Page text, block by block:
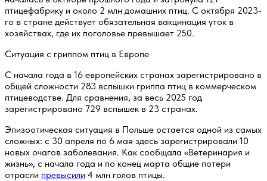
птицефабрику и около 2 млн домашних птиц. С октября 2023-
го в стране действует обязательная вакцинация уток в
хозяйствах, где их поголовье превышает 250.
Ситуация с гриппом птиц в Европе
С начала года в 16 европейских странах зарегистрировано в
общей сложности 283 вспышки гриппа птиц в коммерческом
птицеводстве. Для сравнения, за весь 2025 год
зарегистрировано 729 вспышек в 23 странах.
Эпизоотическая ситуация в Польше остается одной из самых
сложных: с 30 апреля по 6 мая здесь зарегистрировали 10
новых очагов заболевания. Как сообщала «Ветеринария и
жизнь», с начала года и по конец марта общие потери
отрасли превысили 4 млн голов птицы.